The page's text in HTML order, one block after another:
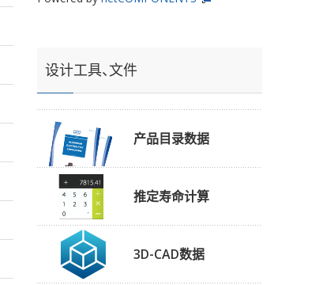
设计工具、文件
产品目录数据
推定寿命计算
3D-CAD数据